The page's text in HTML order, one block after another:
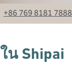
+86 769 8181 7888
Shipai